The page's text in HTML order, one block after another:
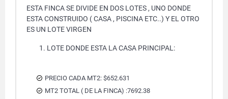
ESTA FINCA SE DIVIDE EN DOS LOTES , UNO DONDE
ESTA CONSTRUIDO ( CASA , PISCINA ETC..) Y EL OTRO
ES UN LOTE VIRGEN
LOTE DONDE ESTA LA CASA PRINCIPAL:
PRECIO CADA MT2: $652.631
MT2 TOTAL ( DE LA FINCA) :7692.38